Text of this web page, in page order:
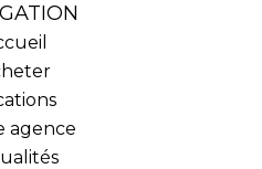
agence